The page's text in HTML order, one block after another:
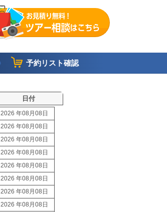
予約リスト確認
日付
2026 年08月08日
2026 年08月08日
2026 年08月08日
2026 年08月08日
2026 年08月08日
2026 年08月08日
2026 年08月08日
2026 年08月08日